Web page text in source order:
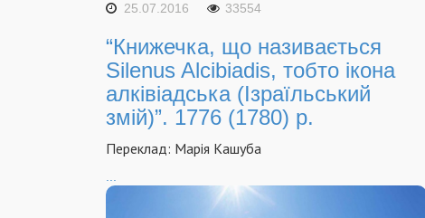
25.07.2016 33554
“Книжечка, що називається
Silenus Alcibiadis, тобто ікона
алківіадська (Ізраїльський
змій)”. 1776 (1780) р.
Переклад: Марія Кашуба